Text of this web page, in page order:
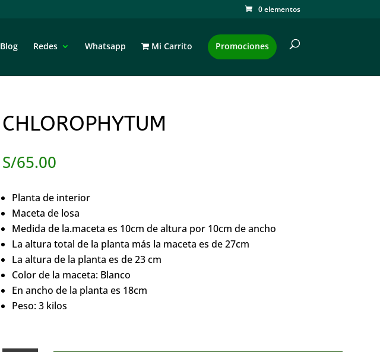
0 elementos
Blog Redes Whatsapp Mi Carrito Promociones
CHLOROPHYTUM
S/65.00
Planta de interior
Maceta de losa
Medida de la.maceta es 10cm de altura por 10cm de ancho
La altura total de la planta más la maceta es de 27cm
La altura de la planta es de 23 cm
Color de la maceta: Blanco
En ancho de la planta es 18cm
Peso: 3 kilos